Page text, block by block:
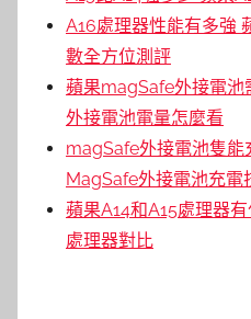
A16處理器性能有多強
數全方位測評
蘋果magSafe外接電
外接電池電量怎麼看
magSafe外接電池隻能
MagSafe外接電池充電
蘋果A14和A15處理器
處理器對比